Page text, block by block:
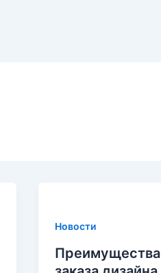
Новости
Преимущества